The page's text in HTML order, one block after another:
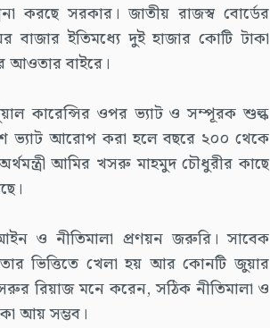
সরকার। জাতীয় রাজস্ব বোর্ডের
বাজার ইতিমধ্যে দুই হাজার কোটি টাকা
আওতার বাইরে।
কারেন্সির ওপর ভ্যাট ও সম্পূরক শুল্ক
ভ্যাট আরোপ করা হলে বছরে ২০০ থেকে
আমির খসরু মাহমুদ চৌধুরীর কাছে
ও নীতিমালা প্রণয়ন জরুরি। সাবেক
ভিত্তিতে খেলা হয় আর কোনটি জুয়ার
রিয়াজ মনে করেন, সঠিক নীতিমালা ও
আয় সম্ভব।